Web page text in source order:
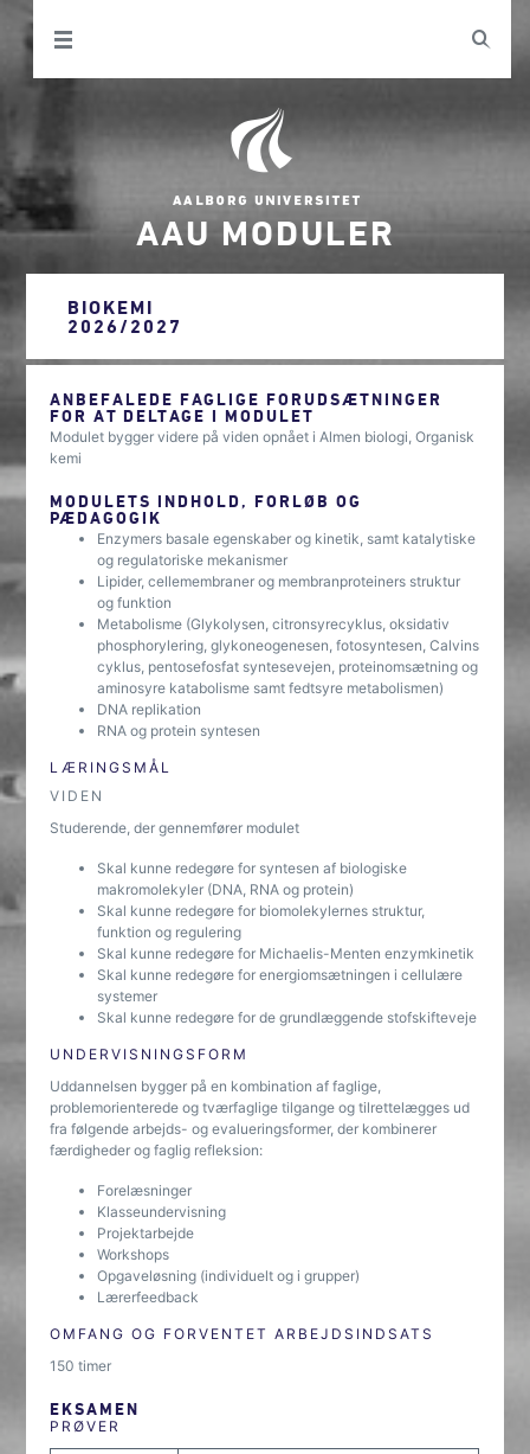
AAU MODULER
BIOKEMI
2026/2027
ANBEFALEDE FAGLIGE FORUDSÆTNINGER
FOR AT DELTAGE I MODULET
Modulet bygger videre på viden opnået i Almen biologi, Organisk
kemi
MODULETS INDHOLD, FORLØB OG
PÆDAGOGIK
Enzymers basale egenskaber og kinetik, samt katalytiske
og regulatoriske mekanismer
Lipider, cellemembraner og membranproteiners struktur
og funktion
Metabolisme (Glykolysen, citronsyrecyklus, oksidativ
phosphorylering, glykoneogenesen, fotosyntesen, Calvins
cyklus, pentosefosfat syntesevejen, proteinomsætning og
aminosyre katabolisme samt fedtsyre metabolismen)
DNA replikation
RNA og protein syntesen
LÆRINGSMÅL
VIDEN
Studerende, der gennemfører modulet
Skal kunne redegøre for syntesen af biologiske
makromolekyler (DNA, RNA og protein)
Skal kunne redegøre for biomolekylernes struktur,
funktion og regulering
Skal kunne redegøre for Michaelis-Menten enzymkinetik
Skal kunne redegøre for energiomsætningen i cellulære
systemer
Skal kunne redegøre for de grundlæggende stofskifteveje
UNDERVISNINGSFORM
Uddannelsen bygger på en kombination af faglige,
problemorienterede og tværfaglige tilgange og tilrettelægges ud
fra følgende arbejds- og evalueringsformer, der kombinerer
færdigheder og faglig refleksion:
Forelæsninger
Klasseundervisning
Projektarbejde
Workshops
Opgaveløsning (individuelt og i grupper)
Lærerfeedback
OMFANG OG FORVENTET ARBEJDSINDSATS
150 timer
EKSAMEN
PRØVER